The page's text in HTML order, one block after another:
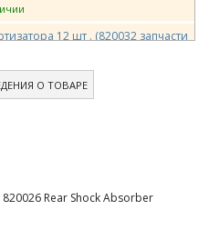
12 шт . (820032 запчасти
2p
Set (2)
О ТОВАРЕ
Rear Shock Absorber